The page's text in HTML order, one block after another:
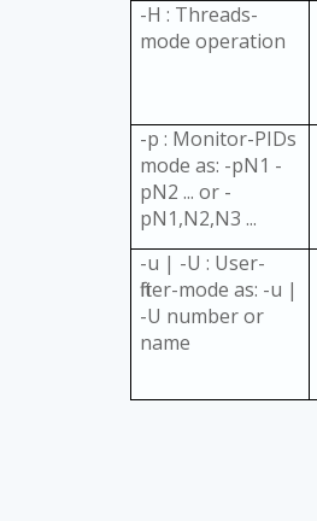
-H : Threads-
mode operation
-p : Monitor-PIDs
mode as: -pN1 -
pN2 ... or -
pN1,N2,N3 ...
-u | -U : User-
filter-mode as: -u |
-U number or
name